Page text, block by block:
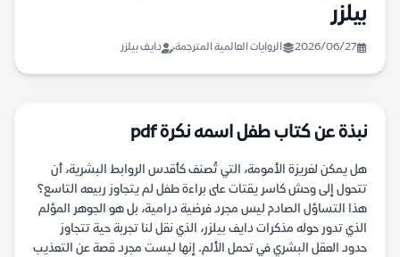
بيلزر
2026/06/27 الروايات العالمية المترجمة دايف بيلزر
نبذة عن كتاب طفل اسمه نكرة pdf
هل يمكن لغريزة الأمومة، التي تُصنف كأقدس الروابط البشرية، أن
تتحول إلى وحش كاسر يقتات على براءة طفل لم يتجاوز ربيعه التاسع؟
هذا التساؤل الصادم ليس مجرد فرضية درامية، بل هو الجوهر المؤلم
الذي تدور حوله مذكرات دايف بيلزر، الذي نقل لنا تجربة حية تتجاوز
حدود العقل البشري في تحمل الألم. إنها ليست مجرد قصة عن التعذيب